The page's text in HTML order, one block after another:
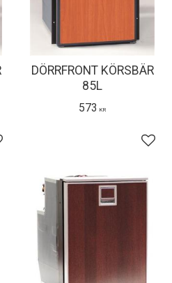
till i favoriter
DÖRRFRONT KÖRSBÄR
85L
573 KR